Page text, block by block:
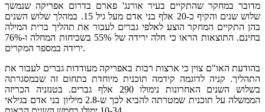
מדובר במחקר שהתקיים בעיר אורנג' פארם בדרום אפריקה שנמשך
שלוש שנים והקיף כ-20 אלף בני אדם מעל גיל 15. במהלך שלוש השנים
בהן התקיים המחקר הוצע לאלפי גברים לעבור את תהליך ברית המילה
בחינם. התוצאות הראו כי חלה ירידה של 55% בשכיחות המחלה ו-76%
ירידה במספר המקרים.
בהודעת האו"ם צוין כי ארצות רבות באפריקה מעודדות גברים לעבור את
התהליך. קניה לדוגמה קידמה תוכנית מיוחדת בתחום זה שבמסגרתה
בשלוש השנים האחרונות נימולו 290 אלף גברים. בטנזניה הכריזה
הממשלה על תוכנית שמטרתה להביא לכך ש-2.8 מיליון בני אדם בגילאי